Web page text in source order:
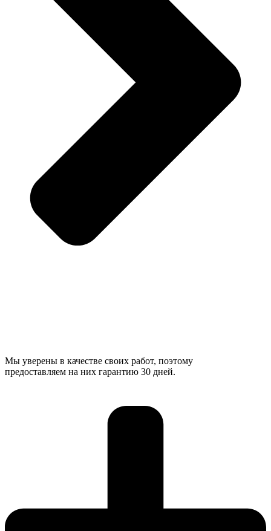
Мы уверены в качестве своих работ, поэтому
предоставляем на них гарантию 30 дней.